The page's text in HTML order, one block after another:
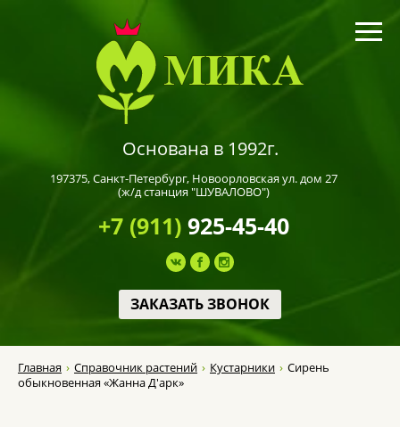
Основана в 1992г.
197375,Санкт-Петербург, Новоорловская ул. дом 27
(ж/д станция "ШУВАЛОВО")
+7 (911)925-45-40
ЗАКАЗАТЬ ЗВОНОК
Главная Справочник растений Кустарники
Сирень
обыкновенная «Жанна Д'арк»